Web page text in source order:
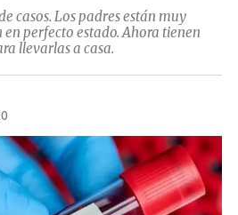
casos. Los padres están muy
en perfecto estado. Ahora tienen
llevarlas a casa.